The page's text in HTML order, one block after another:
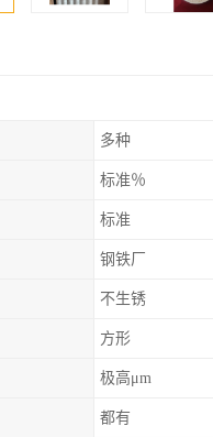
多种
标准％
标准
钢铁厂
不生锈
方形
极高μm
都有